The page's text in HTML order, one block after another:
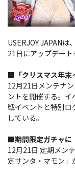
USERJOY JAPANは
21日にアップデート
■「クリスマス年末
12月21日メンテナ
ントを開催する。
戦イベントと特別ロ
している。
■期間限定ガチャに
12月21日 定期メン
定サンタ・マモン」